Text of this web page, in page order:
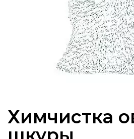
Химчистка